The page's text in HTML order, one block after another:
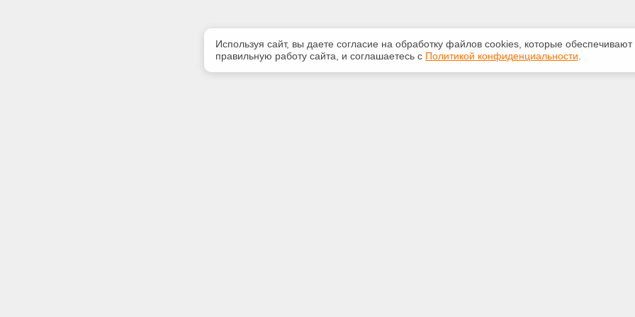
Используя сайт, вы даете согласие на обработку файлов сооkiеs, которые обеспечивают
правильную работу сайта, и соглашаетесь с Политикой конфиденциальности.